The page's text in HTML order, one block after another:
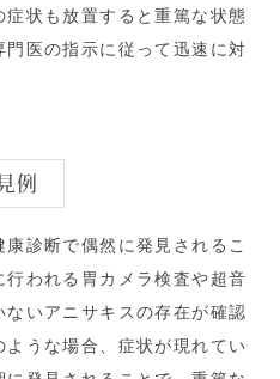
状も放置すると重篤な状態
医の指示に従って迅速に対
例
診断で偶然に発見されるこ
われる胃カメラ検査や超音
いアニサキスの存在が確認
うな場合、症状が現れてい